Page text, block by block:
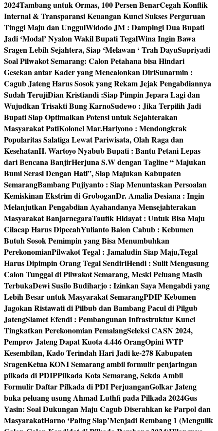
2024Tambang untuk Ormas, 100 Persen BenarCegah Konflik
Internal & Transparansi Keuangan Kunci Sukses Perguruan
Tinggi Maju dan UnggulWidodo JM : Dampingi Dua Bupati
Jadi ‘Modal’ Nyalon Wakil Bupati TegalWina Ingin Bawa
Sragen Lebih Sejahtera, Siap ‘Melawan ‘ Trah DayuSupriyadi
Soal Pilwakot Semarang: Calon Petahana bisa Hindari
Gesekan antar Kader yang Mencalonkan DiriSunarmin :
Cagub Jateng Harus Sosok yang Rekam Jejak Pengabdiannya
Sudah TerujiDian Kristiandi :Siap Pimpin Jepara Lagi dan
Wujudkan Trisakti Bung KarnoSudewo : Jika Terpilih Jadi
Bupati Siap Optimalkan Potensi untuk Sejahterakan
Masyarakat PatiKolonel Mar.Hariyono : Mendongkrak
Popularitas Salatiga Lewat Pariwisata, Olah Raga dan
KesehatanH. Wartoyo Nyabub Bupati : Bantu Petani Lepas
dari Bencana BanjirHerjuna S.W dengan Tagline “ Majukan
Bumi Serasi Dengan Hati”, Siap Majukan Kabupaten
SemarangBambang Pujiyanto : Siap Menuntaskan Persoalan
Kemiskinan Ekstrim di GroboganDr. Amalia Desiana : Ingin
Melanjutkan Pengabdian Ayahandanya Mensejahterakan
Masyarakat BanjarnegaraTaufik Hidayat : Untuk Bisa Maju
Cilacap Harus DipecahYulianto Balon Cabub : Kebumen
Butuh Sosok Pemimpin yang Bisa Menumbuhkan
PerekonomianPilwakot Tegal : Jamaludin Siap Maju,Tegal
Harus Dipimpin Orang Tegal SendiriHendi : Sulit Mengusung
Calon Tunggal di Pilwakot Semarang, Meski Peluang Masih
TerbukaDewi Susilo Budiharjo : Izinkan Saya Mengabdi yang
Lebih Besar untuk Masyarakat SemarangPDIP Kebumen
Jagokan Ristawati di Pilbub dan Bambang Pacul di Pilgub
JatengSlamet Efendi : Pembangunan Infrastruktur Kunci
Tingkatkan Perekonomian PemalangSeleksi CASN 2024,
Pemprov Jateng Dapat Kuota 4.446 OrangOpini WTP
Kesembilan, Kado Terindah Hari Jadi ke-278 Kabupaten
SragenKetua KONI Semarang ambil formulir penjaringan
pilkada di PDIPPilkada Kota Semarang, Sekda Ambil
Formulir Daftar Pilkada di PDI PerjuanganGolkar Jateng
buka peluang usung Ahmad Luthfi pada Pilkada 2024Gus
Yasin: Soal Dukungan Maju Cagub Diserahkan ke Parpol dan
MasyarakatHarno ‘Paling Siap’Menjadi Rembang 1 (Mengulik